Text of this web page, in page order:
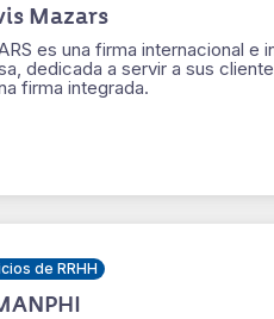
Mazars
es una firma internacional
dedicada a servir a sus
firma integrada.
de RRHH